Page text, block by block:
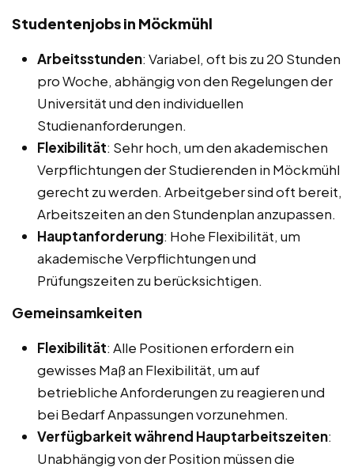
Studentenjobs in Möckmühl
Arbeitsstunden: Variabel, oft bis zu 20 Stunden
pro Woche, abhängig von den Regelungen der
Universität und den individuellen
Studienanforderungen.
Flexibilität: Sehr hoch, um den akademischen
Verpflichtungen der Studierenden in Möckmühl
gerecht zu werden. Arbeitgeber sind oft bereit,
Arbeitszeiten an den Stundenplan anzupassen.
Hauptanforderung: Hohe Flexibilität, um
akademische Verpflichtungen und
Prüfungszeiten zu berücksichtigen.
Gemeinsamkeiten
Flexibilität: Alle Positionen erfordern ein
gewisses Maß an Flexibilität, um auf
betriebliche Anforderungen zu reagieren und
bei Bedarf Anpassungen vorzunehmen.
Verfügbarkeit während Hauptarbeitszeiten:
Unabhängig von der Position müssen die